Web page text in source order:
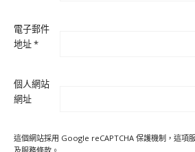
電子郵件
地址*
個人網站
網址
這個網站採用 Google reCAPTCHA 保護機制，這項